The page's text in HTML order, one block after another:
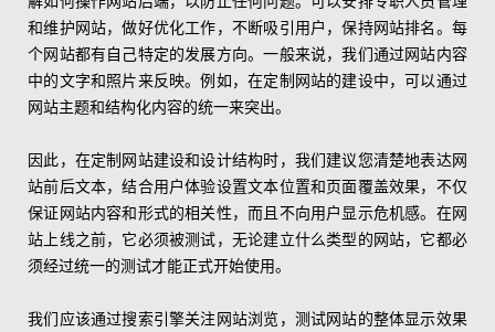
和维护网站，做好优化工作，不断吸引用户，保持网站排名。每
个网站都有自己特定的发展方向。一般来说，我们通过网站内容
中的文字和照片来反映。例如，在定制网站的建设中，可以通过
网站主题和结构化内容的统一来突出。
因此，在定制网站建设和设计结构时，我们建议您清楚地表达网
站前后文本，结合用户体验设置文本位置和页面覆盖效果，不仅
保证网站内容和形式的相关性，而且不向用户显示危机感。在网
站上线之前，它必须被测试，无论建立什么类型的网站，它都必
须经过统一的测试才能正式开始使用。
我们应该通过搜索引擎关注网站浏览，测试网站的整体显示效果